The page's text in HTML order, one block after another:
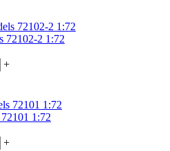
72102-2 1:72
+
1:72
+